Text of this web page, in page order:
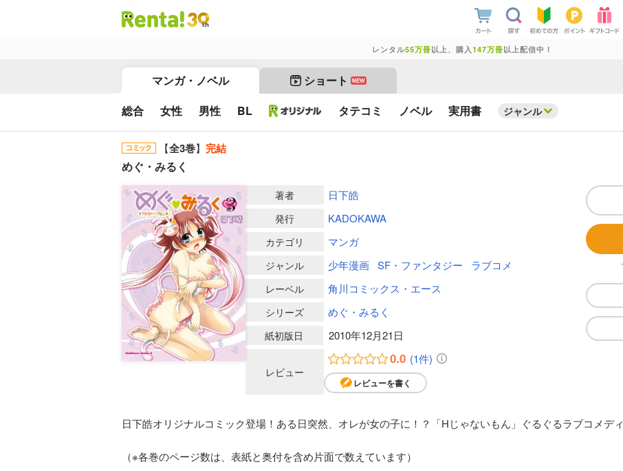
レンタル55万冊以上、購入 147万冊以上配信中！
マンガ・ノベル ショート NEW
総合 女性 男性 BL タテコミ ノベル 実用書 ジャンル
【全3巻】 完結
めぐ・みるく
著者 日下皓
発行 KADOKAWA
カテゴリ マンガ
ジャンル 少年漫画 SF・ファンタジー ラブコメ
レーベル 角川コミックス・エース
シリーズ めぐ・みるく
紙初版日 2010年12月21日
レビュー
0.0 (1件)
レビューを書く
日下皓オリジナルコミック登場！ある日突然、オレが女の子に！？「Hじゃないもん」ぐるぐるラブコメディ
（※各巻のページ数は、表紙と奥付を含め片面で数えています）